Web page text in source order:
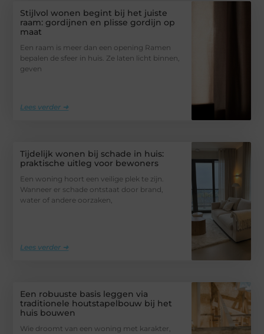
Stijlvol wonen begint bij het juiste
raam: gordijnen en plisse gordijn op
maat
Een raam is meer dan een opening Ramen
bepalen de sfeer in huis. Ze laten licht binnen,
geven
Lees verder ➜
Tijdelijk wonen bij schade in huis:
praktische uitleg voor bewoners
Een woning hoort een veilige plek te zijn.
Wanneer er schade ontstaat door brand,
water of andere oorzaken,
Lees verder ➜
Een robuuste basis leggen via
traditionele houtstapelbouw bij het
huis bouwen
Wie droomt van een woning met karakter,